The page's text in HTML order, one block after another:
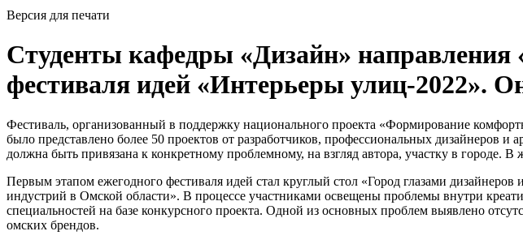
Версия для печати
Студенты кафедры «Дизайн» направления
фестиваля идей «Интерьеры улиц-2022».
Фестиваль, организованный в поддержку национального проекта «Формирование
было представлено более 50 проектов от разработчиков, профессиональных дизайнеров и
должна быть привязана к конкретному проблемному, на взгляд автора, участку в городе.
Первым этапом ежегодного фестиваля идей стал круглый стол «Город глазами
индустрий в Омской области». В процессе участниками освещены проблемы внутри
специальностей на базе конкурсного проекта. Одной из основных проблем выявлено
омских брендов.